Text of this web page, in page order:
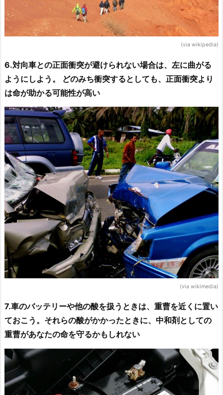
(via wikipedia)
6.対向車との正面衝突が避けられない場合は、左に曲がる
ようにしよう。 どのみち衝突するとしても、正面衝突より
は命が助かる可能性が高い
(via wikimedia)
7.車のバッテリーや他の酸を扱うときは、重曹を近くに置い
ておこう。それらの酸がかかったときに、中和剤としての
重曹があなたの命を守るかもしれない